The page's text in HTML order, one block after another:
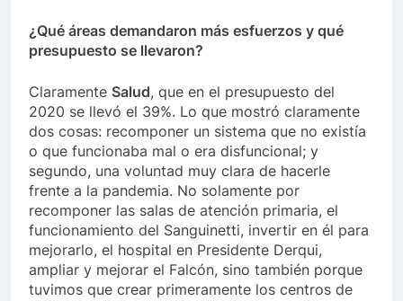
¿Qué áreas demandaron más esfuerzos y qué
presupuesto se llevaron?
Claramente Salud, que en el presupuesto del
2020 se llevó el 39%. Lo que mostró claramente
dos cosas: recomponer un sistema que no existía
o que funcionaba mal o era disfuncional; y
segundo, una voluntad muy clara de hacerle
frente a la pandemia. No solamente por
recomponer las salas de atención primaria, el
funcionamiento del Sanguinetti, invertir en él para
mejorarlo, el hospital en Presidente Derqui,
ampliar y mejorar el Falcón, sino también porque
tuvimos que crear primeramente los centros de